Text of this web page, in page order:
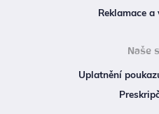
Reklamace
Naše
Uplatnění